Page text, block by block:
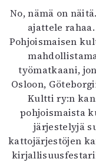
No, nämä on
ajattele
Pohjoismaisen
työmatkaani,
Osloon,
Kultti ry:n
pohjoismaista
järjestelyjä
kattojärjestöjen